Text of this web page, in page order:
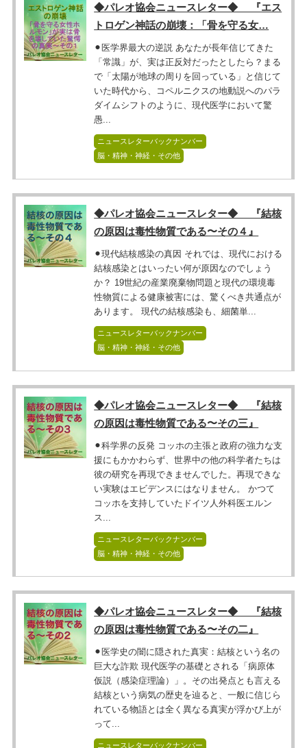
◆パレオ協会ニュースレター◆ 『エス
トロゲン神話の崩壊：「骨を守る女…
⚫︎医学界最大の逆説 あなたが長年信じてきた
「常識」が、実は正反対だったとしたら？まる
で「太陽が地球の周りを回っている」と信じて
いた時代から、コペルニクスの地動説へのパラ
ダイムシフトのように、現代医学において驚
愚...
ニュースレターバックナンバー
脳・精神・神経・その他
◆パレオ協会ニュースレター◆ 『結核
の原因は毒性物質である〜その４』
⚫︎現代結核感染の真因 それでは、現代における
結核感染とはいったい何が原因なのでしょう
か？ 19世紀の産業廃棄物問題と現代の環境毒
性物質による健康被害には、驚くべき共通点が
あります。 現代の結核感染も、細菌単...
ニュースレターバックナンバー
脳・精神・神経・その他
◆パレオ協会ニュースレター◆ 『結核
の原因は毒性物質である〜その三』
⚫︎科学界の反発 コッホの主張と政府の強力な支
援にもかかわらず、世界中の他の科学者たちは
彼の研究を再現できませんでした。再現できな
い実験はエビデンスにはなりません。 かつて
コッホを支持していたドイツ人外科医エルン
ス...
ニュースレターバックナンバー
脳・精神・神経・その他
◆パレオ協会ニュースレター◆ 『結核
の原因は毒性物質である〜その二』
⚫︎医学史の闇に隠された真実：結核という名の
巨大な詐欺 現代医学の基礎とされる「病原体
仮説（感染症理論）」。その出発点とも言える
結核という病気の歴史を辿ると、一般に信じら
れている物語とは全く異なる真実が浮かび上が
って...
ニュースレターバックナンバー